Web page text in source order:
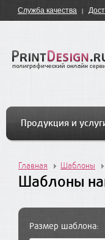
Служба качества
Продукция и
Главная Шаблоны
Шаблоны
Размер шаблона: